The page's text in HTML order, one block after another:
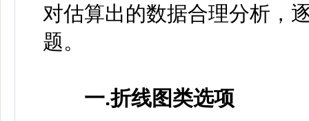
对估算出的数据合理分析，
题。
一.折线图类选项